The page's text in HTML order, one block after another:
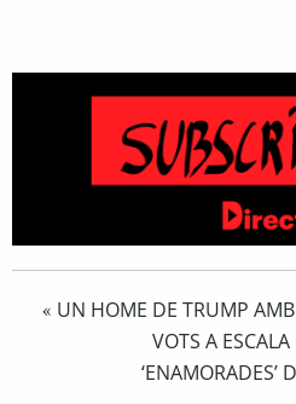
« UN HOME DE TRUMP
VOTS A
‘ENAMORADES’